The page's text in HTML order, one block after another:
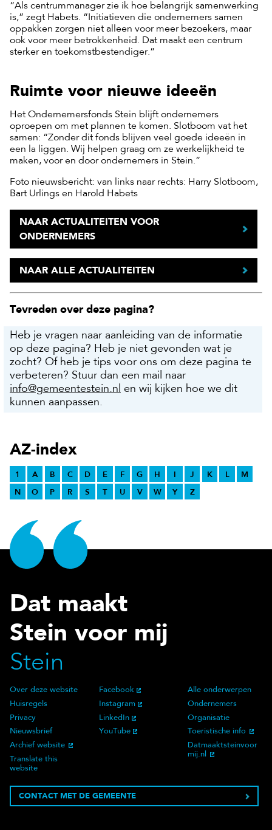
“Als centrummanager zie ik hoe belangrijk samenwerking
is,” zegt Habets. “Initiatieven die ondernemers samen
oppakken zorgen niet alleen voor meer bezoekers, maar
ook voor meer betrokkenheid. Dat maakt een centrum
sterker en toekomstbestendiger.”
Ruimte voor nieuwe ideeën
Het Ondernemersfonds Stein blijft ondernemers
oproepen om met plannen te komen. Slotboom vat het
samen: “Zonder dit fonds blijven veel goede ideeën in
een la liggen. Wij helpen graag om ze werkelijkheid te
maken, voor en door ondernemers in Stein.”
Foto nieuwsbericht: van links naar rechts: Harry Slotboom,
Bart Urlings en Harold Habets
NAAR ACTUALITEITEN VOOR
ONDERNEMERS
NAAR ALLE ACTUALITEITEN
Tevreden over deze pagina?
Heb je vragen naar aanleiding van de informatie
op deze pagina? Heb je niet gevonden wat je
zocht? Of heb je tips voor ons om deze pagina te
verbeteren? Stuur dan een mail naar
info@gemeentestein.nl en wij kijken hoe we dit
kunnen aanpassen.
AZ-index
1 A B C D E F G H I J K L
M
N
O P R S T U V W Y Z
Dat maakt
Stein voor mij
Stein
Over deze website
Over deze website
Huisregels
Privacy
Nieuwsbrief
Archief website
Translate this
website
Social Media
Facebook
Instagram
LinkedIn
YouTube
Alle onderwerpen
Ondernemers
Organisatie
Toeristische info
Datmaaktsteinvoor
mij.nl
CONTACT MET DE GEMEENTE